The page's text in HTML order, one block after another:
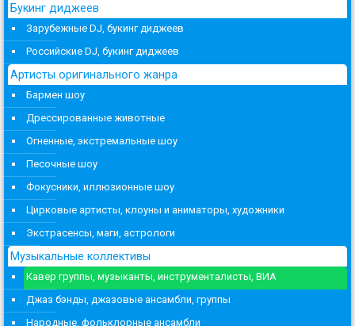
Букинг диджеев
Зарубежные DJ, букинг диджеев
Российские DJ, букинг диджеев
Артисты оригинального жанра
Бармен шоу
Дрессированные животные
Огненные, экстремальные шоу
Песочные шоу
Фокусники, иллюзионные шоу
Цирковые артисты, клоуны и аниматоры, художники
Экстрасенсы, маги, астрологи
Музыкальные коллективы
Кавер группы, музыканты, инструменталисты, ВИА
Джаз бэнды, джазовые ансамбли, группы
Народные, фольклорные ансамбли